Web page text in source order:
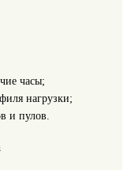
часы;
нагрузки;
и пулов.